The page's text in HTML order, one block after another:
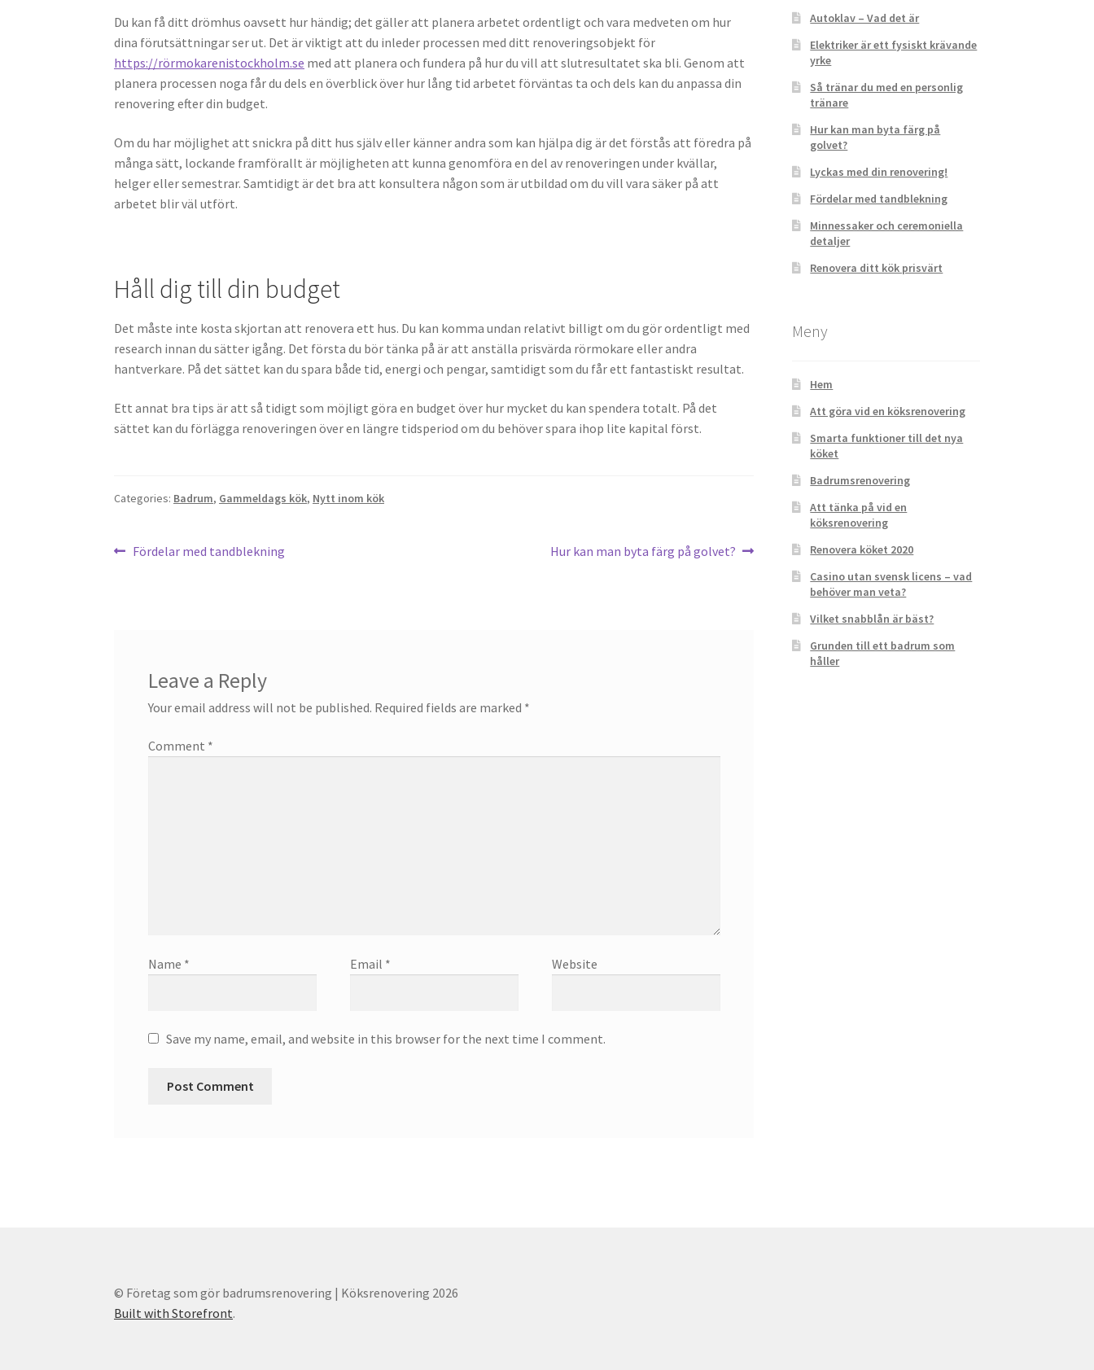
Du kan få ditt drömhus oavsett hur händig; det gäller att planera arbetet ordentligt och vara medveten om hur
dina förutsättningar ser ut. Det är viktigt att du inleder processen med ditt renoveringsobjekt för
https://rörmokarenistockholm.se med att planera och fundera på hur du vill att slutresultatet ska bli. Genom att
planera processen noga får du dels en överblick över hur lång tid arbetet förväntas ta och dels kan du anpassa din
renovering efter din budget.
Om du har möjlighet att snickra på ditt hus själv eller känner andra som kan hjälpa dig är det förstås att föredra på
många sätt, lockande framförallt är möjligheten att kunna genomföra en del av renoveringen under kvällar,
helger eller semestrar. Samtidigt är det bra att konsultera någon som är utbildad om du vill vara säker på att
arbetet blir väl utfört.
Håll dig till din budget
Det måste inte kosta skjortan att renovera ett hus. Du kan komma undan relativt billigt om du gör ordentligt med
research innan du sätter igång. Det första du bör tänka på är att anställa prisvärda rörmokare eller andra
hantverkare. På det sättet kan du spara både tid, energi och pengar, samtidigt som du får ett fantastiskt resultat.
Ett annat bra tips är att så tidigt som möjligt göra en budget över hur mycket du kan spendera totalt. På det
sättet kan du förlägga renoveringen över en längre tidsperiod om du behöver spara ihop lite kapital först.
Categories: Badrum, Gammeldags kök, Nytt inom kök
Post
Previous
Fördelar med tandblekning
Next
Hur kan man byta färg på golvet?
Leave a Reply
Your email address will not be published. Required fields are marked *
Comment *
Name * Email * Website
Save my name, email, and website in this browser for the next time I comment.
Autoklav – Vad det är
Elektriker är ett fysiskt krävande
yrke
Så tränar du med en personlig
tränare
Hur kan man byta färg på
golvet?
Lyckas med din renovering!
Fördelar med tandblekning
Minnessaker och ceremoniella
detaljer
Renovera ditt kök prisvärt
Meny
Hem
Att göra vid en köksrenovering
Smarta funktioner till det nya
köket
Badrumsrenovering
Att tänka på vid en
köksrenovering
Renovera köket 2020
Casino utan svensk licens – vad
behöver man veta?
Vilket snabblån är bäst?
Grunden till ett badrum som
håller
© Företag som gör badrumsrenovering | Köksrenovering 2026
Built with Storefront.